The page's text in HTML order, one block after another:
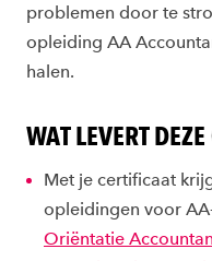
problemen door te
opleiding AA
halen.
WAT LEVERT
Met je certificaat
opleidingen voor
Oriëntatie